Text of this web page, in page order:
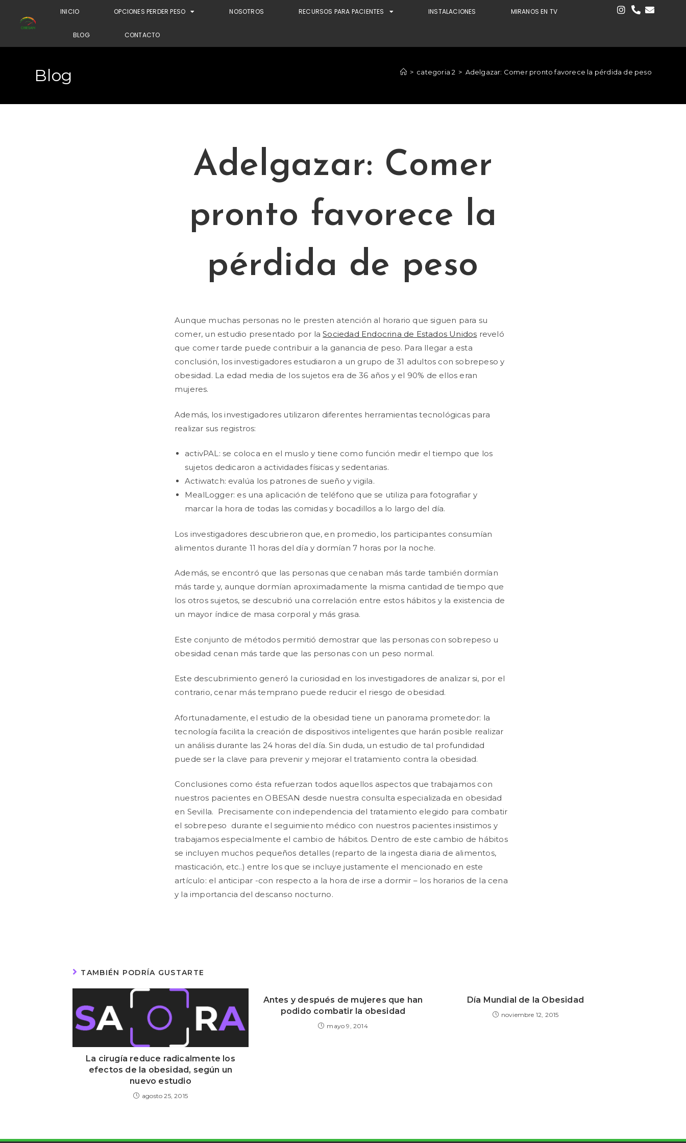
INICIO OPCIONES PERDER PESO NOSOTROS RECURSOS PARA PACIENTES INSTALACIONES MIRANOS EN TV
BLOG CONTACTO
Blog > categoria 2 > Adelgazar: Comer pronto favorece la pérdida de peso
Adelgazar: Comer
pronto favorece la
pérdida de peso
Aunque muchas personas no le presten atención al horario que siguen para su
comer, un estudio presentado por laSociedad Endocrina de Estados Unidos reveló
que comer tarde puede contribuir a la ganancia de peso. Para llegar a esta
conclusión, los investigadores estudiaron a un grupo de 31 adultos con sobrepeso y
obesidad. La edad media de los sujetos era de 36 años y el 90% de ellos eran
mujeres.
Además, los investigadores utilizaron diferentes herramientas tecnológicas para
realizar sus registros:
activPAL: se coloca en el muslo y tiene como función medir el tiempo que los
sujetos dedicaron a actividades físicas y sedentarias.
Actiwatch: evalúa los patrones de sueño y vigila.
MealLogger: es una aplicación de teléfono que se utiliza para fotografiar y
marcar la hora de todas las comidas y bocadillos a lo largo del día.
Los investigadores descubrieron que, en promedio, los participantes consumían
alimentos durante 11 horas del día y dormían 7 horas por la noche.
Además, se encontró que las personas que cenaban más tarde también dormían
más tarde y, aunque dormían aproximadamente la misma cantidad de tiempo que
los otros sujetos, se descubrió una correlación entre estos hábitos y la existencia de
un mayor índice de masa corporal y más grasa.
Este conjunto de métodos permitió demostrar que las personas con sobrepeso u
obesidad cenan más tarde que las personas con un peso normal.
Este descubrimiento generó la curiosidad en los investigadores de analizar si, por el
contrario, cenar más temprano puede reducir el riesgo de obesidad.
Afortunadamente, el estudio de la obesidad tiene un panorama prometedor: la
tecnología facilita la creación de dispositivos inteligentes que harán posible realizar
un análisis durante las 24 horas del día. Sin duda, un estudio de tal profundidad
puede ser la clave para prevenir y mejorar el tratamiento contra la obesidad.
Conclusiones como ésta refuerzan todos aquellos aspectos que trabajamos con
nuestros pacientes en OBESAN desde nuestra consulta especializada en obesidad
en Sevilla. Precisamente con independencia del tratamiento elegido para combatir
el sobrepeso durante el seguimiento médico con nuestros pacientes insistimos y
trabajamos especialmente el cambio de hábitos. Dentro de este cambio de hábitos
se incluyen muchos pequeños detalles (reparto de la ingesta diaria de alimentos,
masticación, etc..) entre los que se incluye justamente el mencionado en este
artículo: el anticipar -con respecto a la hora de irse a dormir – los horarios de la cena
y la importancia del descanso nocturno.
TAMBIÉN PODRÍA GUSTARTE
La cirugía reduce radicalmente los
efectos de la obesidad, según un
nuevo estudio
agosto 25, 2015
Antes y después de mujeres que han
podido combatir la obesidad
mayo 9, 2014
Día Mundial de la Obesidad
noviembre 12, 2015